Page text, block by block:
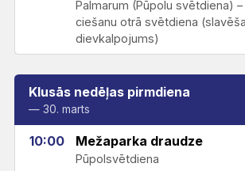
Palmarum (Pūpolu svētdiena) –
ciešanu otrā svētdiena
dievkalpojums)
Klusās nedēļas pirmdiena
— 30. marts
10:00 Mežaparka draudze
Pūpolsvētdiena